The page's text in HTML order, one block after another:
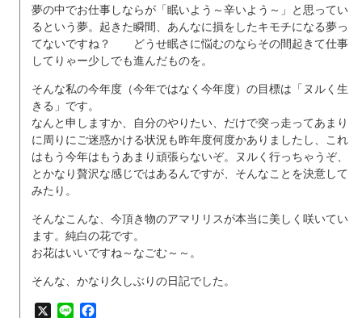
夢の中でお仕事しならが「眠いよう～辛いよう～」と思ってい
るという夢。起きた瞬間、あんなに損をしたキモチになる夢っ
てないですね？ どうせ眠さに悩むのならその間起きて仕事
してりゃー少しでも進んだものを。
そんな私の今年度（今年ではなく今年度）の目標は「ヌルく生
きる」です。
なんと申しますか、自分のやりたい、だけで突っ走ってあまり
に周りにご迷惑かける状況も昨年度何度かありましたし、これ
はもう今年はもうあまり頑張らないぞ。ヌルく行っちゃうぞ、
とかなり贅沢な感じではあるんですが、そんなことを決意して
みたり。
そんなこんな、今頂き物のアマリリスが本当に美しく咲いてい
ます。純白の花です。
お花はいいですね～なごむ～～。
そんな、かなり久しぶりの日記でした。
X Line